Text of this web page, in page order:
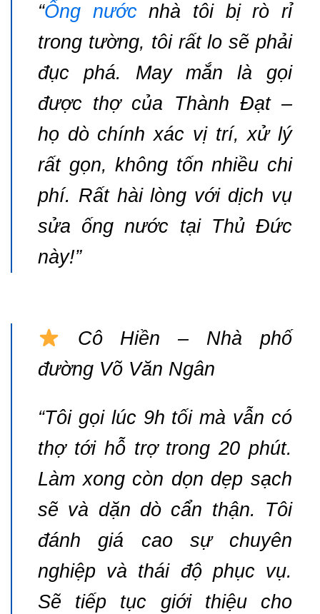
“Ống nướcnhà tôi bị rò rỉ
trong tường, tôi rất lo sẽ phải
đục phá. May mắn là gọi
được thợ của Thành Đạt –
họ dò chính xác vị trí, xử lý
rất gọn, không tốn nhiều chi
phí. Rất hài lòng với dịch vụ
sửa ống nước tại Thủ Đức
này!”
Cô Hiền – Nhà phố
đường Võ Văn Ngân
“Tôi gọi lúc 9h tối mà vẫn có
thợ tới hỗ trợ trong 20 phút.
Làm xong còn dọn dẹp sạch
sẽ và dặn dò cẩn thận. Tôi
đánh giá cao sự chuyên
nghiệp và thái độ phục vụ.
Sẽ tiếp tục giới thiệu cho